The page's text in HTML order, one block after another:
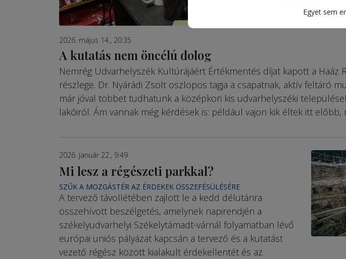
Egyet sem
2026. május 14., 20:35
A kutatás nem öncélú dolog
Nemrég Udvarhelyszék Kultúrájáért Értékmentés díjat kapott a Haáz
részlege. Dr. Nyárádi Zsolt oszlopos tagja a csapatnak, aktív feltáró
már jóval többet tudhatunk a középkori kis udvarhelyszéki
lakói­ról. Ám vannak még kérdések is: például vajon kik éltek itt előbb,
2026. január 22., 9:49
Mi lesz a régészeti parkkal?
SZŰK A MOZGÁSTÉR AZ ÉRDEKEK ÖSSZEFÉSÜLÉSÉRE
A tervező távollétében zajlott le a kedd délutánra
összehívott beszélgetés, amelynek napirendjén a
székelyudvarhelyi Székelytámadt-várnál folyamatban lévő
európai uniós pályázat kapcsán a tervező és a kutatást
vezető régész között kialakult érdekellentét és az